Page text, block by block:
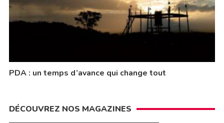
PDA : un temps d’avance qui change tout
DÉCOUVREZ NOS MAGAZINES